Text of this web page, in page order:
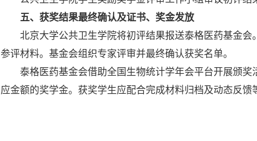
五、获奖结果最终确认及证书、奖金发放
北京大学公共卫生学院将初评结果报送泰格医药基金会
参评材料。基金会组织专家评审并最终确认获奖名单。
泰格医药基金会借助全国生物统计学年会平台开展颁奖
应金额的奖学金。获奖学生应配合完成材料归档及动态反馈